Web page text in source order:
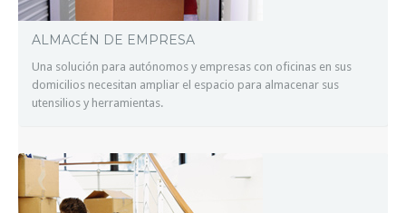
ALMACÉN DE EMPRESA
Una solución para autónomos y empresas con oficinas en sus
domicilios necesitan ampliar el espacio para almacenar sus
utensilios y herramientas.